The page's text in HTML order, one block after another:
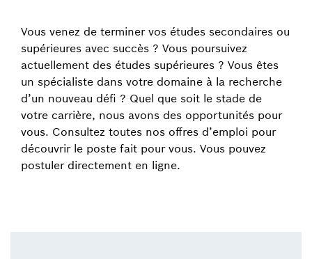
Vous venez de terminer vos études secondaires ou
supérieures avec succès ? Vous poursuivez
actuellement des études supérieures ? Vous êtes
un spécialiste dans votre domaine à la recherche
d’un nouveau défi ? Quel que soit le stade de
votre carrière, nous avons des opportunités pour
vous. Consultez toutes nos offres d’emploi pour
découvrir le poste fait pour vous. Vous pouvez
postuler directement en ligne.